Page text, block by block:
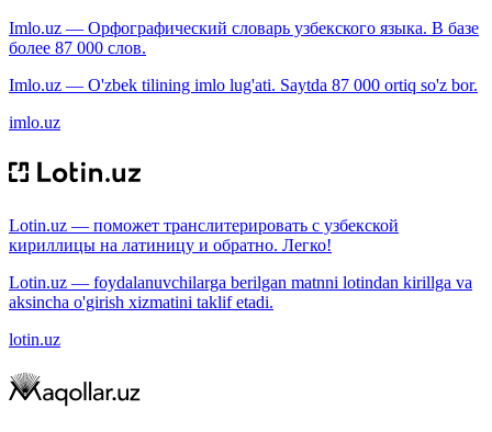
Imlo.uz — Орфографический словарь узбекского языка. В базе
более 87 000 слов.
Imlo.uz — O'zbek tilining imlo lug'ati. Saytda 87 000 ortiq so'z bor.
imlo.uz
Lotin.uz — поможет транслитерировать с узбекской
кириллицы на латиницу и обратно. Легко!
Lotin.uz — foydalanuvchilarga berilgan matnni lotindan kirillga va
aksincha o'girish xizmatini taklif etadi.
lotin.uz